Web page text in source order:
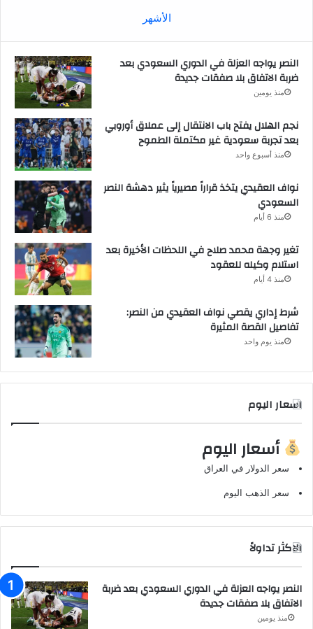
الأشهر
النصر يواجه العزلة في الدوري السعودي بعد
ضربة الاتفاق بلا صفقات جديدة
منذ يومين
نجم الهلال يفتح باب الانتقال إلى عملاق أوروبي
بعد تجربة سعودية غير مكتملة الطموح
منذ أسبوع واحد
نواف العقيدي يتخذ قراراً مصيرياً يثير دهشة النصر
السعودي
منذ 6 أيام
تغير وجهة محمد صلاح في اللحظات الأخيرة بعد
استلام وكيله للعقود
منذ 4 أيام
شرط إداري يقصي نواف العقيدي من النصر:
تفاصيل القصة المثيرة
منذ يوم واحد
اسعار اليوم
أسعار اليوم
سعر الدولار في العراق
سعر الذهب اليوم
الاكثر تداولاً
النصر يواجه العزلة في الدوري السعودي بعد ضربة
الاتفاق بلا صفقات جديدة
منذ يومين